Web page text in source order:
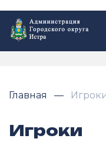
Главная
Игроки